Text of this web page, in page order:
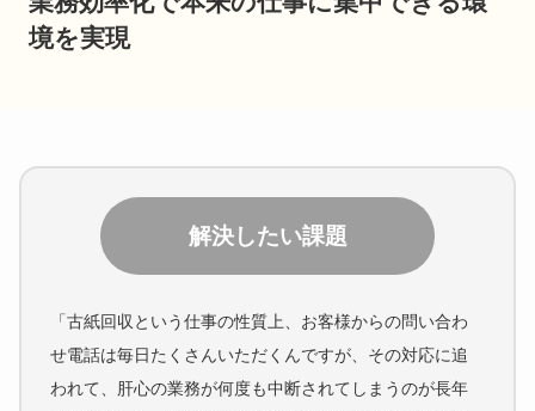
境を実現
解決したい課題
「古紙回収という仕事の性質上、お客様からの問い合わ
せ電話は毎日たくさんいただくんですが、その対応に追
われて、肝心の業務が何度も中断されてしまうのが長年